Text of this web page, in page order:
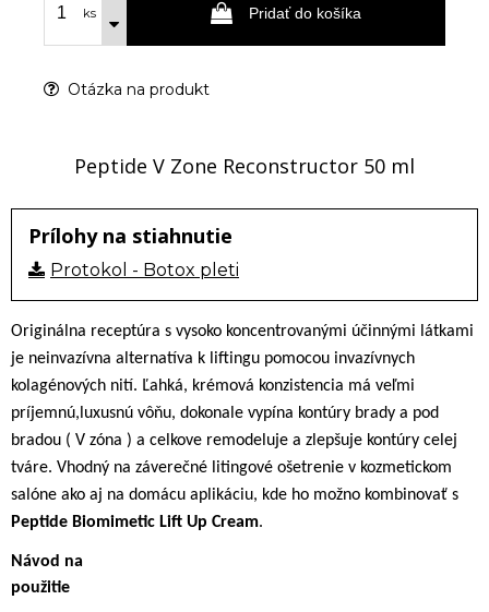
ks Pridať do košíka
Otázka na produkt
Peptide V Zone Reconstructor 50 ml
Prílohy na stiahnutie
Protokol - Botox pleti
Originálna receptúra s vysoko koncentrovanými účinnými látkami
je neinvazívna alternatíva k liftingu pomocou invazívnych
kolagénových nití. Ľahká, krémová konzistencia má veľmi
príjemnú,luxusnú vôňu, dokonale vypína kontúry brady a pod
bradou ( V zóna ) a celkove remodeluje a zlepšuje kontúry celej
tváre. Vhodný na záverečné litingové ošetrenie v kozmetickom
salóne ako aj na domácu aplikáciu, kde ho možno kombinovať s
Peptide Biomimetic Lift Up Cream.
Návod na